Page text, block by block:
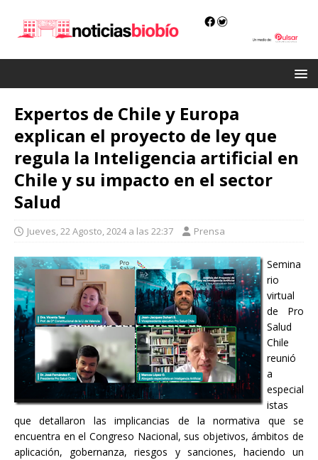
Expertos de Chile y Europa
explican el proyecto de ley que
regula la Inteligencia artificial en
Chile y su impacto en el sector
Salud
Jueves, 22 Agosto, 2024 a las 22:37 Prensa
Semina
rio
virtual
de Pro
Salud
Chile
reunió
a
especial
istas
que detallaron las implicancias de la normativa que se
encuentra en el Congreso Nacional, sus objetivos, ámbitos de
aplicación, gobernanza, riesgos y sanciones, haciendo un